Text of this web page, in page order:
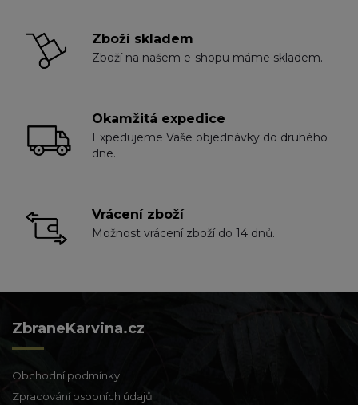
Zboží skladem
Zboží na našem e-shopu máme skladem.
Okamžitá expedice
Expedujeme Vaše objednávky do druhého
dne.
Vrácení zboží
Možnost vrácení zboží do 14 dnů.
ZbraneKarvina.cz
Obchodní podmínky
Zpracování osobních údajů